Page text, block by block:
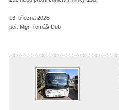
16. března 2026
por. Mgr. Tomáš Dub